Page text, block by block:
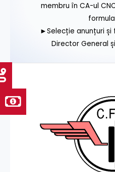
membru în CA-ul
►Selecție anunțuri și
Director General